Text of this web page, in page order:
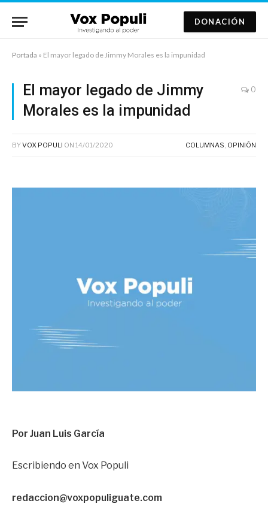
DONACIÓN
Portada » El mayor legado de Jimmy Morales es la impunidad
El mayor legado de Jimmy
Morales es la impunidad
0
BYVOX POPULI ON 14/01/2020 COLUMNAS, OPINIÓN
Por Juan Luis García
Escribiendo en Vox Populi
redaccion@voxpopuliguate.com